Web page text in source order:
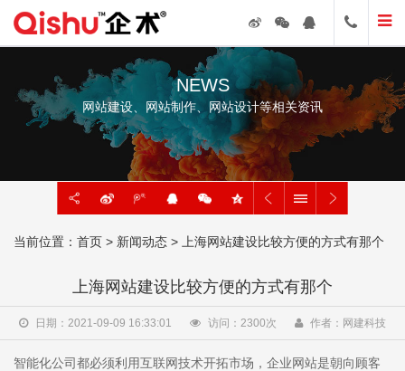
NEWS
网站建设、网站制作、网站设计等相关资讯
当前位置： 首页 > 新闻动态 > 上海网站建设比较方便的方式有那个
上海网站建设比较方便的方式有那个
日期：2021-09-09 16:33:01 访问： 2300次 作者：网建科技
智能化公司都必须利用互联网技术开拓市场，企业网站是朝向顾客